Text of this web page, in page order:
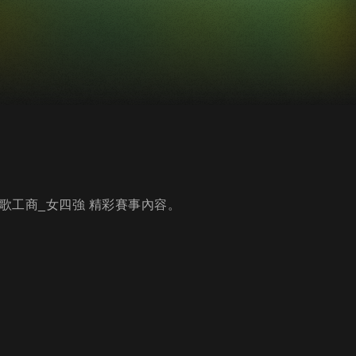
工商_女四強 精彩賽事內容。